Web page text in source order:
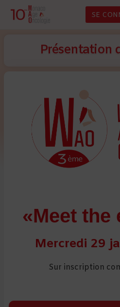
SE
Présentation
«Meet the
Mercredi 29
Sur inscription